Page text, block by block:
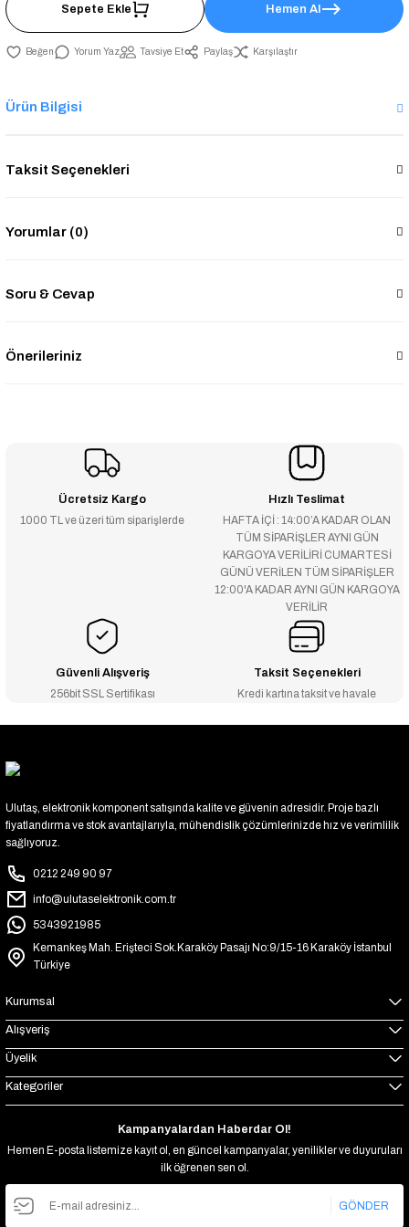
Sepete Ekle Hemen Al
Yorum Yaz Tavsiye Et Paylaş Karşılaştır
Ürün Bilgisi
Taksit Seçenekleri
Yorumlar (0)
Soru & Cevap
Önerileriniz
Ücretsiz Kargo
1000 TL ve üzeri tüm siparişlerde
Hızlı Teslimat
HAFTA İÇİ : 14:00’A KADAR OLAN
TÜM SİPARİŞLER AYNI GÜN
KARGOYA VERİLİRİ CUMARTESİ
GÜNÜ VERİLEN TÜM SİPARİŞLER
12:00'A KADAR AYNI GÜN KARGOYA
VERİLİR
Güvenli Alışveriş
256bit SSL Sertifikası
Taksit Seçenekleri
Kredi kartına taksit ve havale
Ulutaş, elektronik komponent satışında kalite ve güvenin adresidir. Proje bazlı
fiyatlandırma ve stok avantajlarıyla, mühendislik çözümlerinizde hız ve verimlilik
sağlıyoruz.
0212 249 90 97
info@ulutaselektronik.com.tr
5343921985
Kemankeş Mah. Erişteci Sok.Karaköy Pasajı No:9/15-16 Karaköy İstanbul
Türkiye
Kurumsal
Alışveriş
Üyelik
Kategoriler
Kampanyalardan Haberdar Ol!
Hemen E-posta listemize kayıt ol, en güncel kampanyalar, yenilikler ve duyuruları
ilk öğrenen sen ol.
GÖNDER